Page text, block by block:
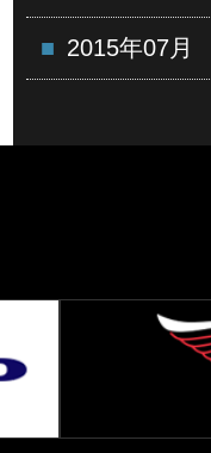
2015年07月